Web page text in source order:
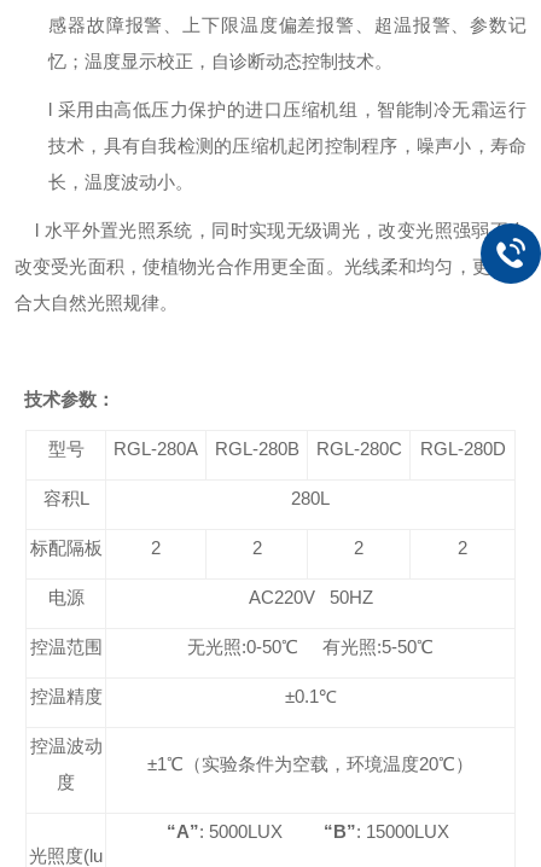
感器故障报警、上下限温度偏差报警、超温报警、参数记
忆；温度显示校正，自诊断动态控制技术。
l 采用由高低压力保护的进口压缩机组，智能制冷无霜运行
技术，具有自我检测的压缩机起闭控制程序，噪声小，寿命
长，温度波动小。
l 水平外置光照系统， 同时实现无级调光，改变光照强弱不会
改变受光面积，使植物光合作用更全面。 光线柔和均匀，更加符
合大自然光照规律。
技术参数：
型号 RGL-280A RGL-280B RGL-280C RGL-280D
容积L 280L
标配隔板 2 2 2 2
电源 AC220V 50HZ
控温范围 无光照:0-50℃ 有光照:5-50℃
控温精度 ±0.1℃
控温波动
度
±1℃（实验条件为空载，环境温度20℃）
光照度(lu
“A”: 5000LUX “B”: 15000LUX